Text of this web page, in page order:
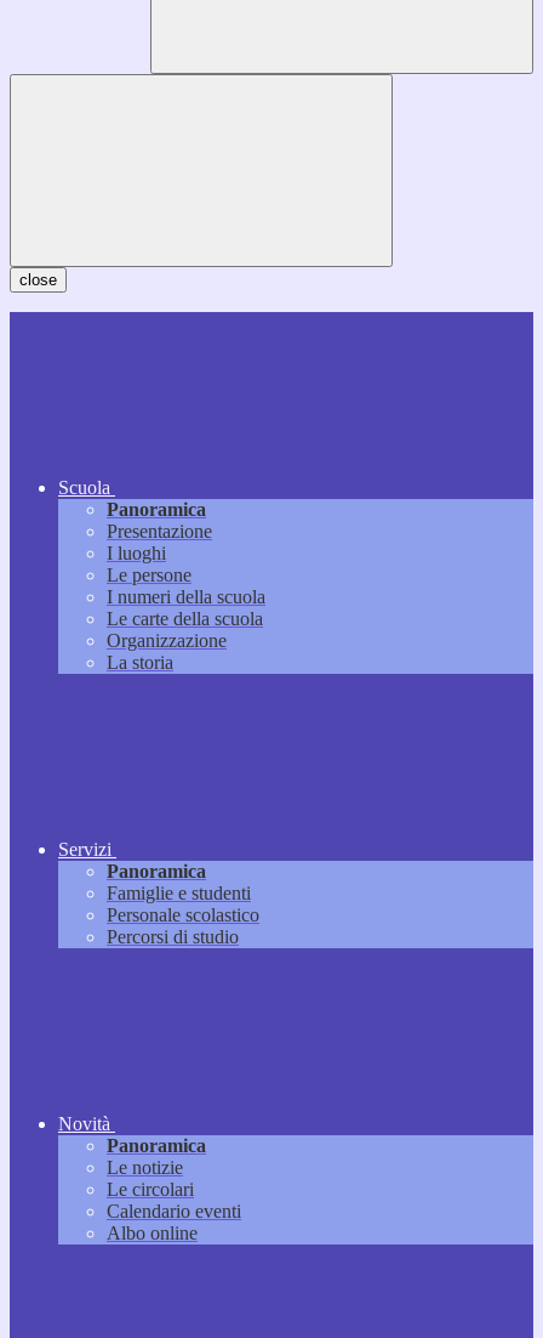
close
Scuola
Panoramica
Presentazione
I luoghi
Le persone
I numeri della scuola
Le carte della scuola
Organizzazione
La storia
Servizi
Panoramica
Famiglie e studenti
Personale scolastico
Percorsi di studio
Novità
Panoramica
Le notizie
Le circolari
Calendario eventi
Albo online